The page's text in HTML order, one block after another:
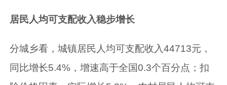
居民人均可支配收入稳步增长
分城乡看，城镇居民人均可支配收入44713元，
同比增长5.4%，增速高于全国0.3个百分点；扣